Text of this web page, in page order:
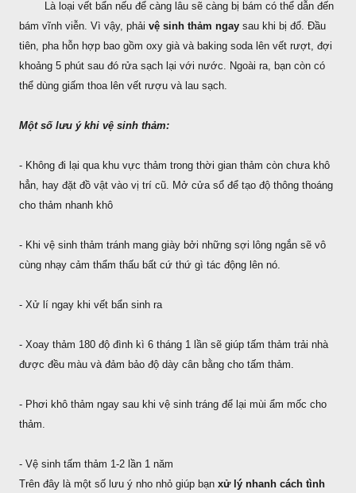
Là loại vết bẩn nếu để càng lâu sẽ càng bị bám có thể dẫn đến
bám vĩnh viễn. Vì vậy, phải vệ sinh thảm ngay sau khi bị đổ. Đầu
tiên, pha hỗn hợp bao gồm oxy già và baking soda lên vết rượt, đợi
khoảng 5 phút sau đó rửa sạch lại với nước. Ngoài ra, bạn còn có
thể dùng giấm thoa lên vết rượu và lau sạch.
Một số lưu ý khi vệ sinh thảm:
- Không đi lại qua khu vực thảm trong thời gian thảm còn chưa khô
hẳn, hay đặt đồ vật vào vị trí cũ. Mở cửa sổ để tạo độ thông thoáng
cho thảm nhanh khô
- Khi vệ sinh thảm tránh mang giày bởi những sợi lông ngắn sẽ vô
cùng nhạy cảm thẩm thấu bất cứ thứ gì tác động lên nó.
- Xử lí ngay khi vết bẩn sinh ra
- Xoay thảm 180 độ đình kì 6 tháng 1 lần sẽ giúp tấm thảm trải nhà
được đều màu và đảm bảo độ dày cân bằng cho tấm thảm.
- Phơi khô thảm ngay sau khi vệ sinh tráng để lại mùi ẩm mốc cho
thảm.
- Vệ sinh tấm thảm 1-2 lần 1 năm
Trên đây là một số lưu ý nho nhỏ giúp bạn xử lý nhanh cách tình